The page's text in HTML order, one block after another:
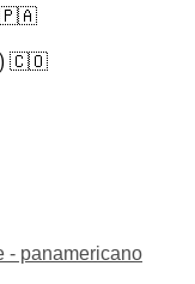
🇵🇦
🇨🇴
- panamericano